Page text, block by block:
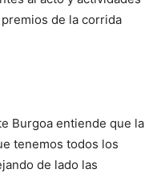
de la corrida
Burgoa entiende que la
tenemos todos los
de lado las